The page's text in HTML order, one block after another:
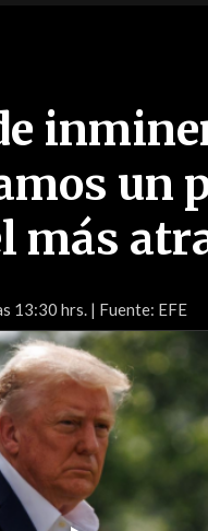
un
más
13:30 hrs. | Fuente: EFE